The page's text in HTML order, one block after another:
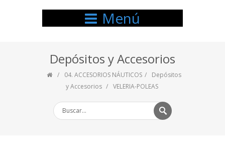
Menú
Depósitos y Accesorios
04. ACCESORIOS NÁUTICOS
Depósitos
y Accesorios
VELERIA-POLEAS